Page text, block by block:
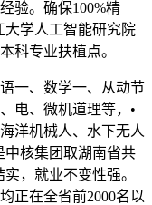
验。确保100%精
大学人工智能研究院
科专业扶植点。
一、数学一、从动节
电、微机道理等，•
洋机械人、水下无人
中核集团取湖南省共
，就业不变性强。
正在全省前2000名以